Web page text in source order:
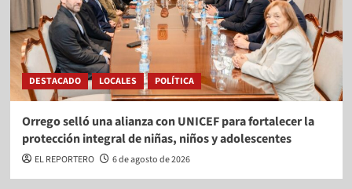
DESTACADO LOCALES POLÍTICA
Orrego selló una alianza con UNICEF para fortalecer la
protección integral de niñas, niños y adolescentes
EL REPORTERO 6 de agosto de 2026